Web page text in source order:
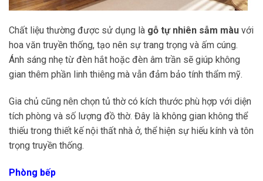
Chất liệu thường được sử dụng là gỗ tự nhiên sẫm màu với
hoa văn truyền thống, tạo nên sự trang trọng và ấm cúng.
Ánh sáng nhẹ từ đèn hắt hoặc đèn âm trần sẽ giúp không
gian thêm phần linh thiêng mà vẫn đảm bảo tính thẩm mỹ.
Gia chủ cũng nên chọn tủ thờ có kích thước phù hợp với diện
tích phòng và số lượng đồ thờ. Đây là không gian không thể
thiếu trong thiết kế nội thất nhà ở, thể hiện sự hiếu kính và tôn
trọng truyền thống.
Phòng bếp